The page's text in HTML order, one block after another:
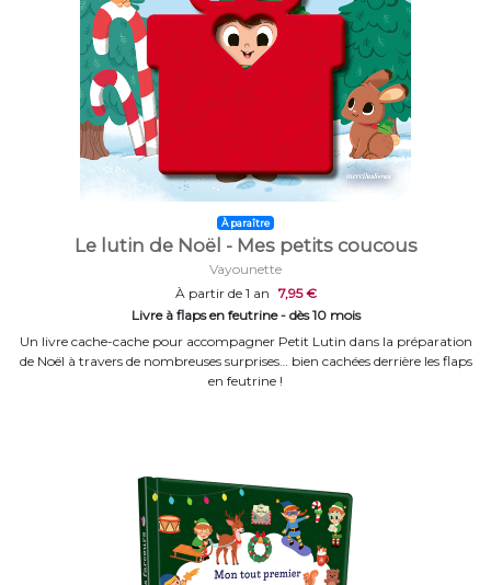
À paraître
Le lutin de Noël - Mes petits coucous
Vayounette
À partir de 1 an 7,95 €
Livre à flaps en feutrine - dès 10 mois
Un livre cache-cache pour accompagner Petit Lutin dans la préparation
de Noël à travers de nombreuses surprises… bien cachées derrière les flaps
en feutrine !